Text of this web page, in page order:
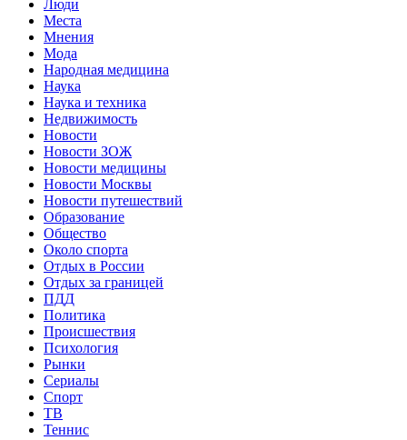
Люди
Места
Мнения
Мода
Народная медицина
Наука
Наука и техника
Недвижимость
Новости
Новости ЗОЖ
Новости медицины
Новости Москвы
Новости путешествий
Образование
Общество
Около спорта
Отдых в России
Отдых за границей
ПДД
Политика
Происшествия
Психология
Рынки
Сериалы
Спорт
ТВ
Теннис